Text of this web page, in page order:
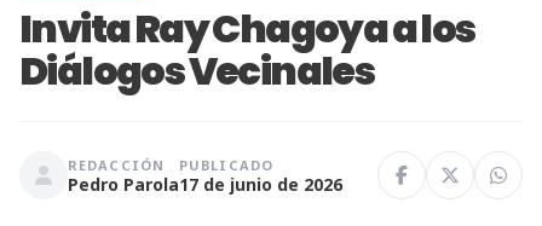
Invita Ray Chagoya a los
Diálogos Vecinales
REDACCIÓN
Pedro Parola
PUBLICADO
17 de junio de 2026